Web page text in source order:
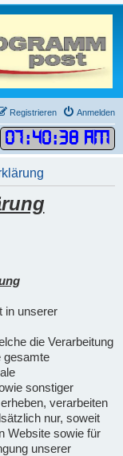
Anmelden
Registrieren
07:40:39 AM
in unserer
die Verarbeitung
gesamte
sonstiger
verarbeiten
nur, soweit
Website sowie für
unserer